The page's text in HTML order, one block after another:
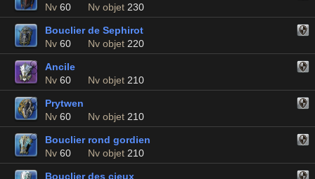
Nv 60 Nv objet 230
Bouclier de Sephirot
Nv 60 Nv objet 220
Ancile
Nv 60 Nv objet 210
Prytwen
Nv 60 Nv objet 210
Bouclier rond gordien
Nv 60 Nv objet 210
Bouclier des cieux